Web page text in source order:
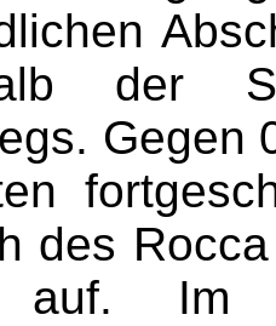
der
Gegen
des
auf. Im